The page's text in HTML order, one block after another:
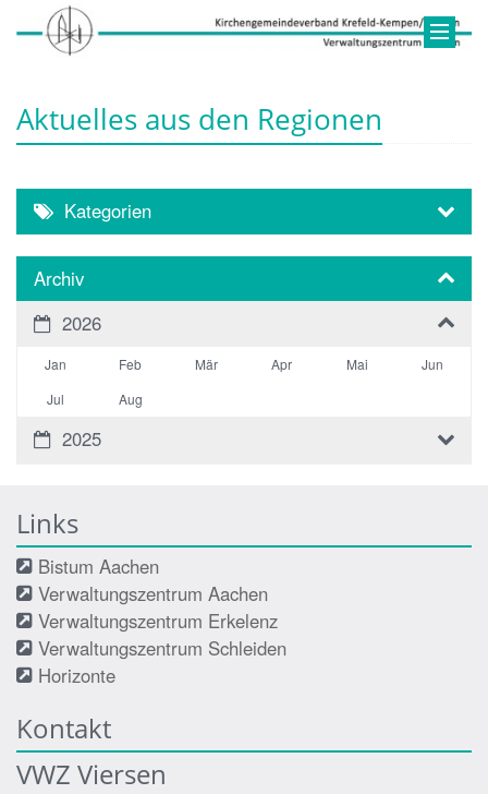
Aktuelles aus den Regionen
Kategorien
Archiv
2026
Jan Feb Mär Apr Mai
Jun
Jul
Aug
2025
Links
Bistum Aachen
Verwaltungszentrum Aachen
Verwaltungszentrum Erkelenz
Verwaltungszentrum Schleiden
Horizonte
Kontakt
VWZ Viersen